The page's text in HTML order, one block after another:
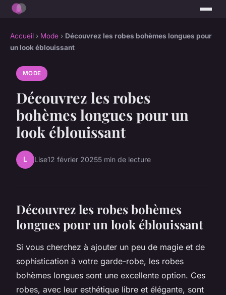
Accueil › Mode › Découvrez les robes bohèmes longues pour
un look éblouissant
MODE
Découvrez les robes
bohèmes longues pour un
look éblouissant
L Lise12 février 20255 min de lecture
Découvrez les robes bohèmes
longues pour un look éblouissant
Si vous cherchez à ajouter un peu de magie et de
sophistication à votre garde-robe, les robes
bohèmes longues sont une excellente option. Ces
robes, avec leur esthétique libre et élégante, sont